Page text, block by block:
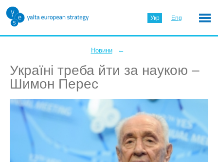
Укр Eng
Новини ←
Україні треба йти за наукою –
Шимон Перес